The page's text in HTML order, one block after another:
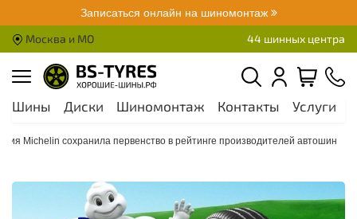
Записаться онлайн на шиномонтаж
Москва и МО 44 шинных центра
Шины Диски Шиномонтаж Контакты Услуги
Michelin сохранила первенство в рейтинге производителей автошин